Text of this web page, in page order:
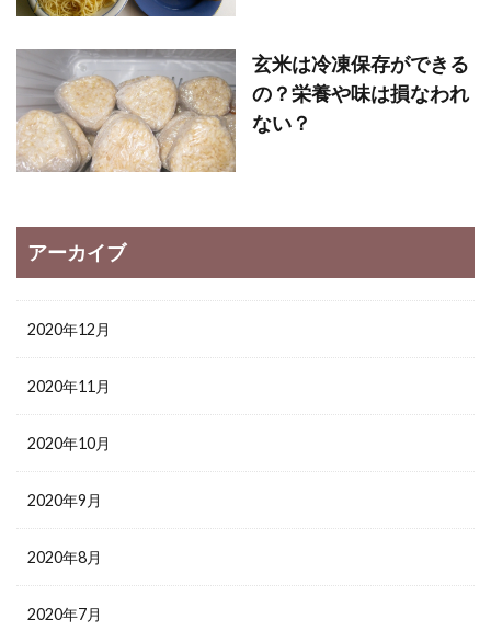
玄米は冷凍保存ができる
の？栄養や味は損なわれ
ない？
アーカイブ
2020年12月
2020年11月
2020年10月
2020年9月
2020年8月
2020年7月